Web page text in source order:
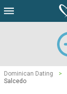
Dominican Dating >
Salcedo